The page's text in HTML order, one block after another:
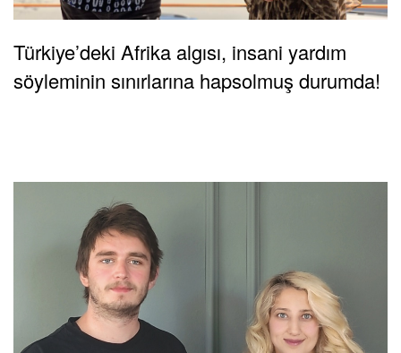
Türkiye’deki Afrika algısı, insani yardım
söyleminin sınırlarına hapsolmuş durumda!